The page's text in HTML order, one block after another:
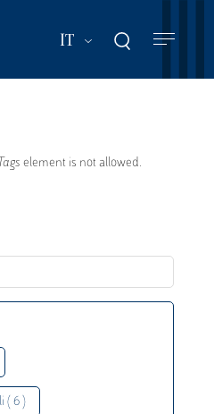
IT Mostra ulteriori
Tags element is not allowed.
( 6 )